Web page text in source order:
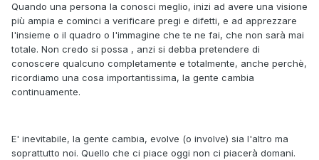
Quando una persona la conosci meglio, inizi ad avere una visione
più ampia e cominci a verificare pregi e difetti, e ad apprezzare
l'insieme o il quadro o l'immagine che te ne fai, che non sarà mai
totale. Non credo si possa , anzi si debba pretendere di
conoscere qualcuno completamente e totalmente, anche perchè,
ricordiamo una cosa importantissima, la gente cambia
continuamente.
E' inevitabile, la gente cambia, evolve (o involve) sia l'altro ma
soprattutto noi. Quello che ci piace oggi non ci piacerà domani.